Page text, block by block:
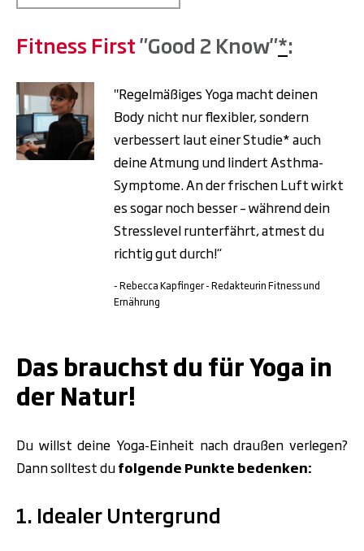
Fitness First"Good 2 Know"*:
"Regelmäßiges Yoga macht deinen
Body nicht nur flexibler, sondern
verbessert laut einer Studie* auch
deine Atmung und lindert Asthma-
Symptome. An der frischen Luft wirkt
es sogar noch besser – während dein
Stresslevel runterfährt, atmest du
richtig gut durch!“
- Rebecca Kapfinger - Redakteurin Fitness und
Ernährung
Das brauchst du für Yoga in
der Natur!
Du willst deine Yoga-Einheit nach draußen verlegen?
Dann solltest dufolgende Punkte bedenken:
1. Idealer Untergrund